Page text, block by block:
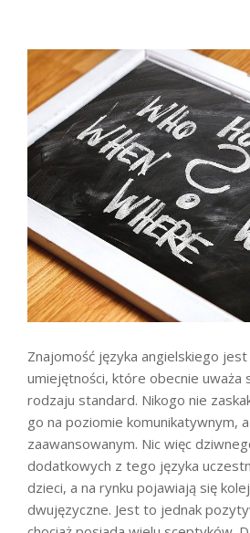
Znajomość języka angielskiego
umiejętności, które obecnie uważa
rodzaju standard. Nikogo nie
go na poziomie komunikatywnym,
zaawansowanym. Nic więc
dodatkowych z tego języka
dzieci, a na rynku pojawiają się
dwujęzyczne. Jest to jednak